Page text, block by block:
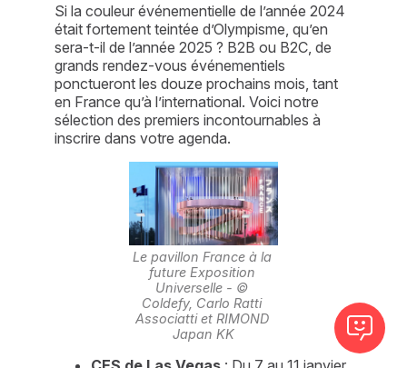
Si la couleur événementielle de l’année 2024
était fortement teintée d’Olympisme, qu’en
sera-t-il de l’année 2025 ? B2B ou B2C, de
grands rendez-vous événementiels
ponctueront les douze prochains mois, tant
en France qu’à l’international. Voici notre
sélection des premiers incontournables à
inscrire dans votre agenda.
Le pavillon France à la
future Exposition
Universelle - ©
Coldefy, Carlo Ratti
Associatti et RIMOND
Japan KK